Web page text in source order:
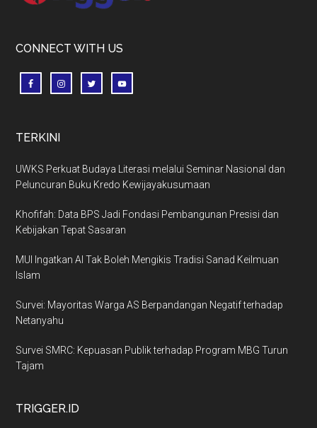
CONNECT WITH US
TERKINI
UWKS Perkuat Budaya Literasi melalui Seminar Nasional dan
Peluncuran Buku Kredo Kewijayakusumaan
Khofifah: Data BPS Jadi Fondasi Pembangunan Presisi dan
Kebijakan Tepat Sasaran
MUI Ingatkan AI Tak Boleh Mengikis Tradisi Sanad Keilmuan
Islam
Survei: Mayoritas Warga AS Berpandangan Negatif terhadap
Netanyahu
Survei SMRC: Kepuasan Publik terhadap Program MBG Turun
Tajam
TRIGGER.ID